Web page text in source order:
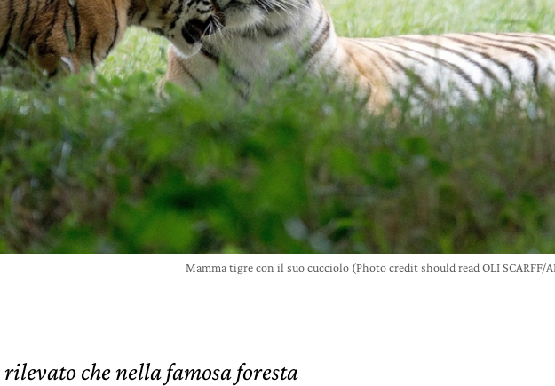
Mamma tigre con il suo cucciolo (Photo credit should read OLI SCARFF/
che nella famosa foresta